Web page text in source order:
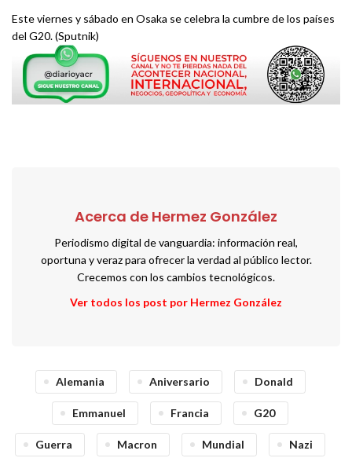
Este viernes y sábado en Osaka se celebra la cumbre de los países
del G20. (Sputnik)
Acerca de Hermez González
Periodismo digital de vanguardia: información real,
oportuna y veraz para ofrecer la verdad al público lector.
Crecemos con los cambios tecnológicos.
Ver todos los post por Hermez González
Alemania Aniversario Donald
Emmanuel Francia G20
Guerra Macron Mundial Nazi